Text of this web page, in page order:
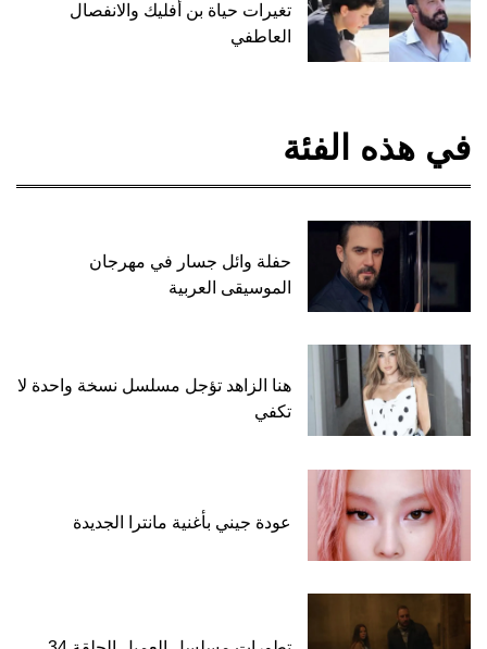
تغيرات حياة بن أفليك والانفصال
العاطفي
في هذه الفئة
حفلة وائل جسار في مهرجان
الموسيقى العربية
هنا الزاهد تؤجل مسلسل نسخة واحدة لا
تكفي
عودة جيني بأغنية مانترا الجديدة